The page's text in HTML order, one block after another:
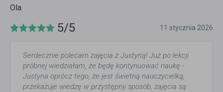
Ola
5/5 11 stycznia 2026
Serdecznie polecam zajęcia z Justyną! Już po lekcji
próbnej wiedziałam, że będę kontynuować naukę -
Justyna oprócz tego, że jest świetną nauczycielką,
przekazuje wiedzę w przystępny sposób, zajęcia są